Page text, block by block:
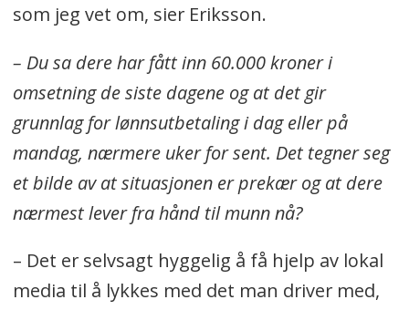
som jeg vet om, sier Eriksson.
– Du sa dere har fått inn 60.000 kroner i
omsetning de siste dagene og at det gir
grunnlag for lønnsutbetaling i dag eller på
mandag, nærmere uker for sent. Det tegner seg
et bilde av at situasjonen er prekær og at dere
nærmest lever fra hånd til munn nå?
– Det er selvsagt hyggelig å få hjelp av lokal
media til å lykkes med det man driver med,